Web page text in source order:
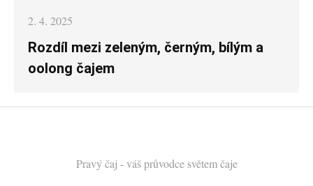
Posted
2. 4. 2025
Rozdíl mezi zeleným, černým, bílým a
oolong čajem
Pravý čaj - váš průvodce světem čaje